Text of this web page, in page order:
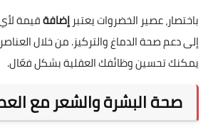
باختصار، عصير الخضروات يعتبرإضافةقيمة
إلى دعم صحة الدماغ والتركيز. من خلال العناصر
يمكنك تحسين وظائفك العقلية بشكل فعّال.
صحة البشرة والشعر مع